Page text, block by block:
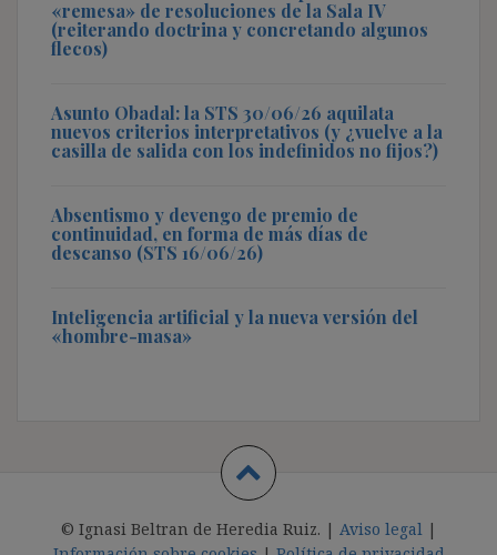
«remesa» de resoluciones de la Sala IV
(reiterando doctrina y concretando algunos
flecos)
Asunto Obadal: la STS 30/06/26 aquilata
nuevos criterios interpretativos (y ¿vuelve a la
casilla de salida con los indefinidos no fijos?)
Absentismo y devengo de premio de
continuidad, en forma de más días de
descanso (STS 16/06/26)
Inteligencia artificial y la nueva versión del
«hombre-masa»
© Ignasi Beltran de Heredia Ruiz. | Aviso legal |